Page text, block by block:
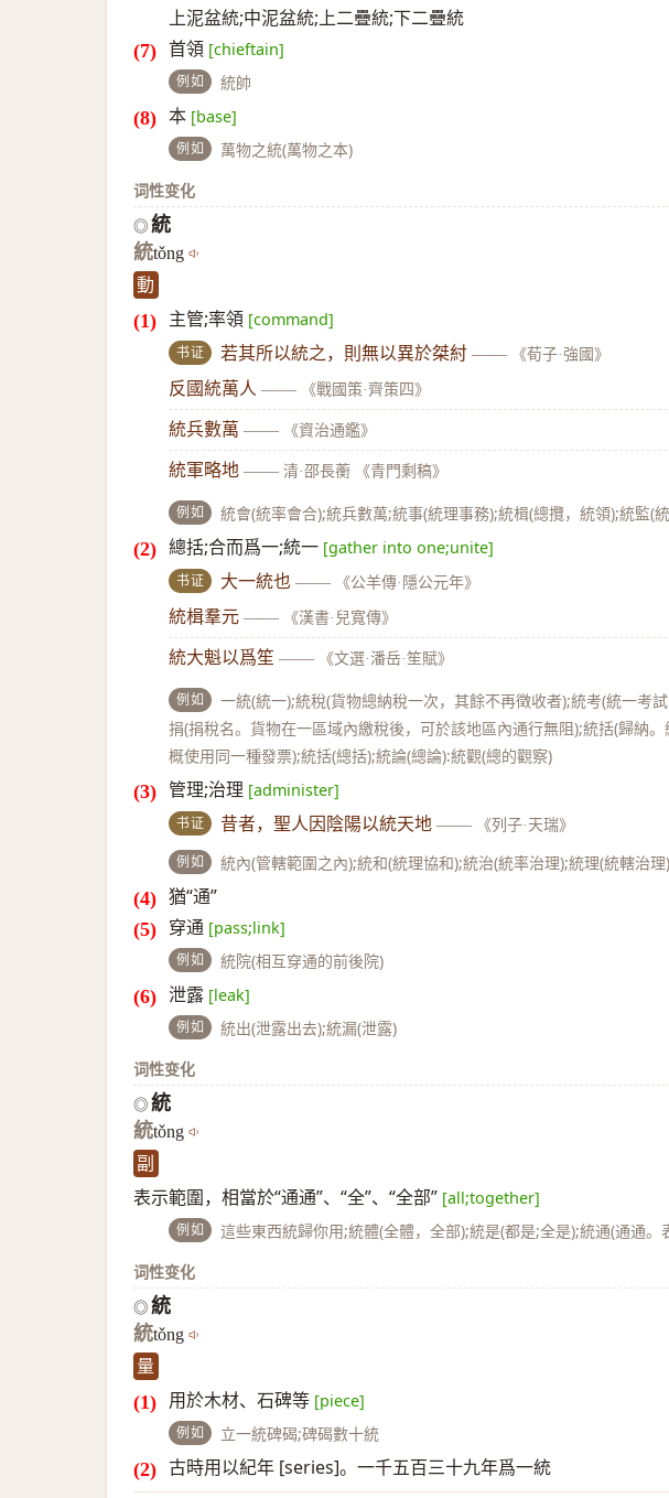
上泥盆統;中泥盆統;上二疊統;下二疊統
首領 [chieftain]
例如 統帥
本 [base]
例如
萬物之統(萬物之本)
词性变化
◎ 統
統tǒng
動
主管;率領 [command]
书证 若其所以統之，則無以異於桀紂 —— 《荀子·強國》
反國統萬人 —— 《戰國策·齊策四》
統兵數萬 —— 《資治通鑑》
統軍略地 —— 清·邵長蘅 《青門剩稿》
例如 統會(統率會合);統兵數萬;統事(統理事務);統楫(總攬，統領);統監(
總括;合而爲一;統一 [gather into one;unite]
书证 大一統也 —— 《公羊傳·隱公元年》
統楫羣元 —— 《漢書·兒寬傳》
統大魁以爲笙 —— 《文選·潘岳·笙賦》
例如
一統(統一);統稅(貨物總納稅一次，其餘不再徵收者);統考(統一考
捐(捐稅名。貨物在一區域內繳稅後，可於該地區內通行無阻);統括(歸納
概使用同一種發票);統括(總括);統論(總論):統觀(總的觀察)
管理;治理 [administer]
书证 昔者，聖人因陰陽以統天地 —— 《列子·天瑞》
例如 統內(管轄範圍之內);統和(統理協和);統治(統率治理);統理(統轄治理)
猶“通”
穿通 [pass;link]
例如 統院(相互穿通的前後院)
泄露 [leak]
例如
統出(泄露出去);統漏(泄露)
词性变化
◎ 統
統tǒng
副
表示範圍，相當於“通通”、“全”、“全部” [all;together]
例如
這些東西統歸你用;統體(全體，全部);統是(都是;全是);統通(通通。
词性变化
◎ 統
統tǒng
量
用於木材、石碑等 [piece]
例如 立一統碑碣;碑碣數十統
古時用以紀年 [series]。一千五百三十九年爲一統